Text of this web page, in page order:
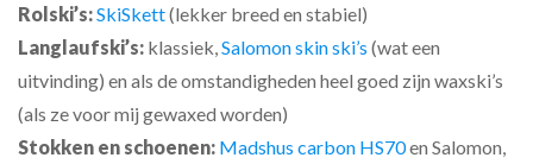
Rolski’s:SkiSkett(lekker breed en stabiel)
Langlaufski’s: klassiek,Salomon skin ski’s (wat een
uitvinding) en als de omstandigheden heel goed zijn waxski’s
(als ze voor mij gewaxed worden)
Stokken en schoenen: Madshus carbon HS70en Salomon,